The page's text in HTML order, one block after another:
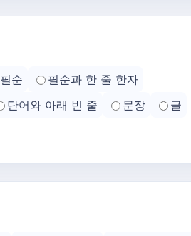
필순
필순과 한 줄 한자
단어와 아래 빈 줄 문장
글